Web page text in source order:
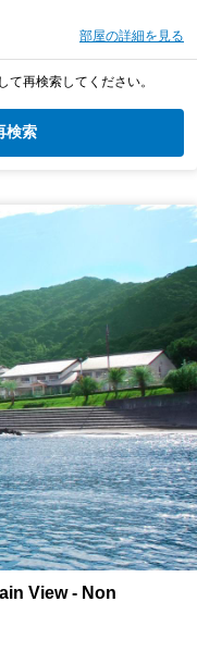
部屋の詳細を見る
再検索してください。
検索
View - Non